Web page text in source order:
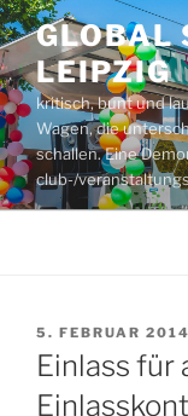
Zum
Inhalt
springen
GLOBAL
LEIPZIG
kritisch, bunt und
Wagen, die
schallen. Eine
club-/
VERÖFFENTLICHT
AM
5. FEBRUAR 2014
Einlass für